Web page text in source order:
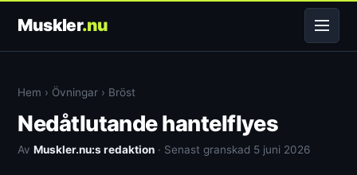
Muskler.nu
Hem › Övningar › Bröst
Nedåtlutande hantelflyes
AvMuskler.nu:s redaktion · Senast granskad 5 juni 2026